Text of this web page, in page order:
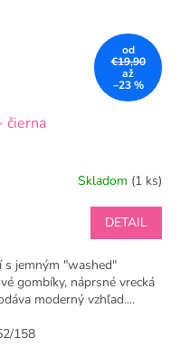
od
€19,90
až
–23 %
čierna
Skladom (1 ks)
DETAIL
s jemným "washed"
gombíky, náprsné vrecká
moderný vzhľad....
158